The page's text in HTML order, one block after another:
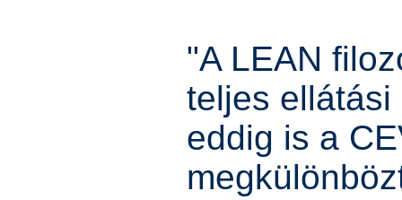
"A LEAN
teljes
eddig is a